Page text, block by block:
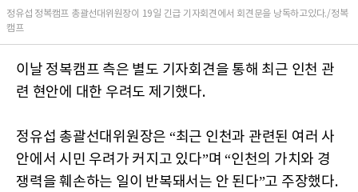
정유섭 정복캠프 총괄선대위원장이 19일 긴급 기자회견에서 회견문을 낭독하고있다./정복
캠프
이날 정복캠프 측은 별도 기자회견을 통해 최근 인천 관
련 현안에 대한 우려도 제기했다.
정유섭 총괄선대위원장은 “최근 인천과 관련된 여러 사
안에서 시민 우려가 커지고 있다”며 “인천의 가치와 경
쟁력을 훼손하는 일이 반복돼서는 안 된다”고 주장했다.